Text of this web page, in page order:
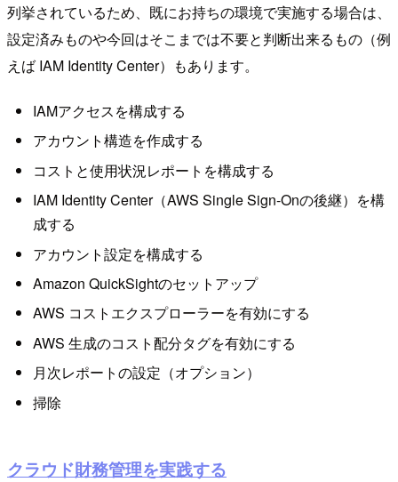
列挙されているため、既にお持ちの環境で実施する場合は、
設定済みものや今回はそこまでは不要と判断出来るもの（例
えば IAM Identity Center）もあります。
IAMアクセスを構成する
アカウント構造を作成する
コストと使用状況レポートを構成する
IAM Identity Center（AW​​S Single Sign-Onの後継）を構
成する
アカウント設定を構成する
Amazon QuickSightのセットアップ
AWS コストエクスプローラーを有効にする
AWS 生成のコスト配分タグを有効にする
月次レポートの設定（オプション）
掃除
クラウド財務管理を実践する